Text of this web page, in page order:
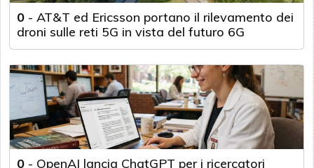
0 - AT&T ed Ericsson portano il rilevamento dei
droni sulle reti 5G in vista del futuro 6G
0 - OpenAI lancia ChatGPT per i ricercatori